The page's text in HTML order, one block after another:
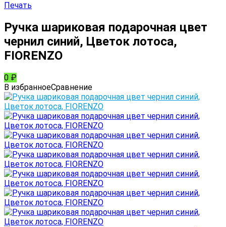
Печать
Ручка шариковая подарочная цвет
чернил синий, Цветок лотоса,
FIORENZO
0 ₽
В избранноеСравнение